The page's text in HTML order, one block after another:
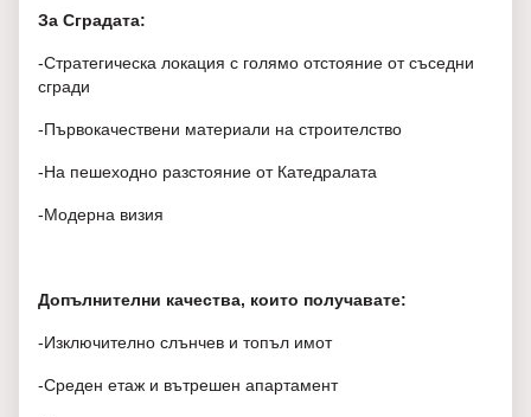
За Сградата:
-Стратегическа локация с голямо отстояние от съседни
сгради
-Първокачествени материали на строителство
-На пешеходно разстояние от Катедралата
-Модерна визия
Допълнителни качества, които получавате:
-Изключително слънчев и топъл имот
-Среден етаж и вътрешен апартамент